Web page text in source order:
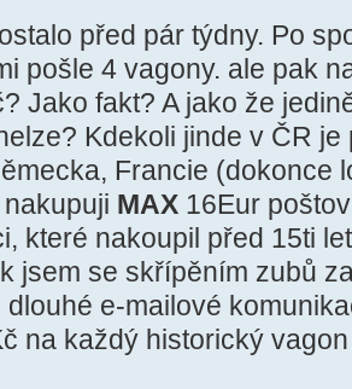
před pár týdny. Po
pošle 4 vagony. ale pak
Jako fakt? A jako že
Kdekoli jinde v ČR
Francie (dokonce
MAX 16Eur
které nakoupil před 15ti
jsem se skřípěním zubů
e-mailové
na každý historický